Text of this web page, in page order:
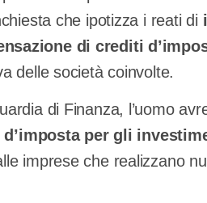
che ipotizza i reati di
di crediti
delle società coinvolte.
di Finanza, l’uomo
per gli
imprese che realizzano